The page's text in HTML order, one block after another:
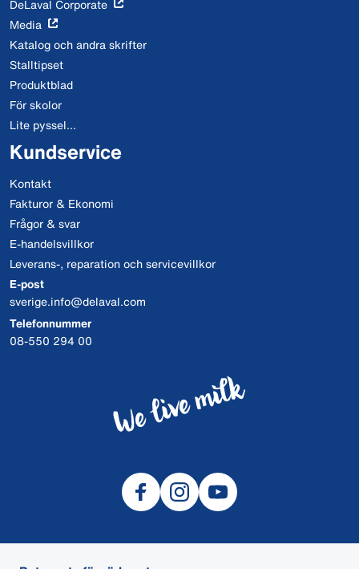
DeLaval Corporate
Media
Katalog och andra skrifter
Stalltipset
Produktblad
För skolor
Lite pyssel...
Kundservice
Kontakt
Fakturor & Ekonomi
Frågor & svar
E-handelsvillkor
Leverans-, reparation och servicevillkor
E-post
sverige.info@delaval.com
Telefonnummer
08-550 294 00